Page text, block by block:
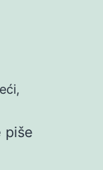
piše